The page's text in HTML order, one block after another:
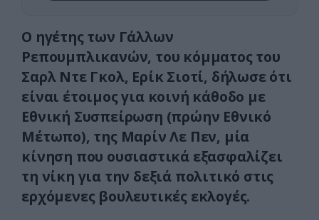
O ηγέτης των Γάλλων
Ρεπουμπλικανών, του κόμματος του
Σαρλ Ντε Γκολ, Ερίκ Σιοτί, δήλωσε ότι
είναι έτοιμος για κοινή κάθοδο με
Εθνική Συσπείρωση (πρώην Εθνικό
Μέτωπο), της Μαρίν Λε Πεν, μία
κίνηση που ουσιαστικά εξασφαλίζει
τη νίκη για την δεξιά πολιτικό στις
ερχόμενες βουλευτικές εκλογές.